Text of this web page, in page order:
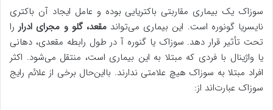
سوزاک یک بیماری مقاربتی باکتریایی بوده و عامل ایجاد آن باکتری
نایسریا گونوره است. این بیماری می‌تواندمقعد، گلو و مجرای ادرار را
تحت تأثیر قرار دهد. سوزاک یا گنوره آ در طول رابطه مقعدی، دهانی
یا واژینال با فردی که مبتلا به این بیماری است، منتقل می‌شود. اکثر
افراد مبتلا به سوزاک هیچ علامتی ندارند. بااین‌حال برخی از علائم رایج
سوزاک عبارت‌اند از: